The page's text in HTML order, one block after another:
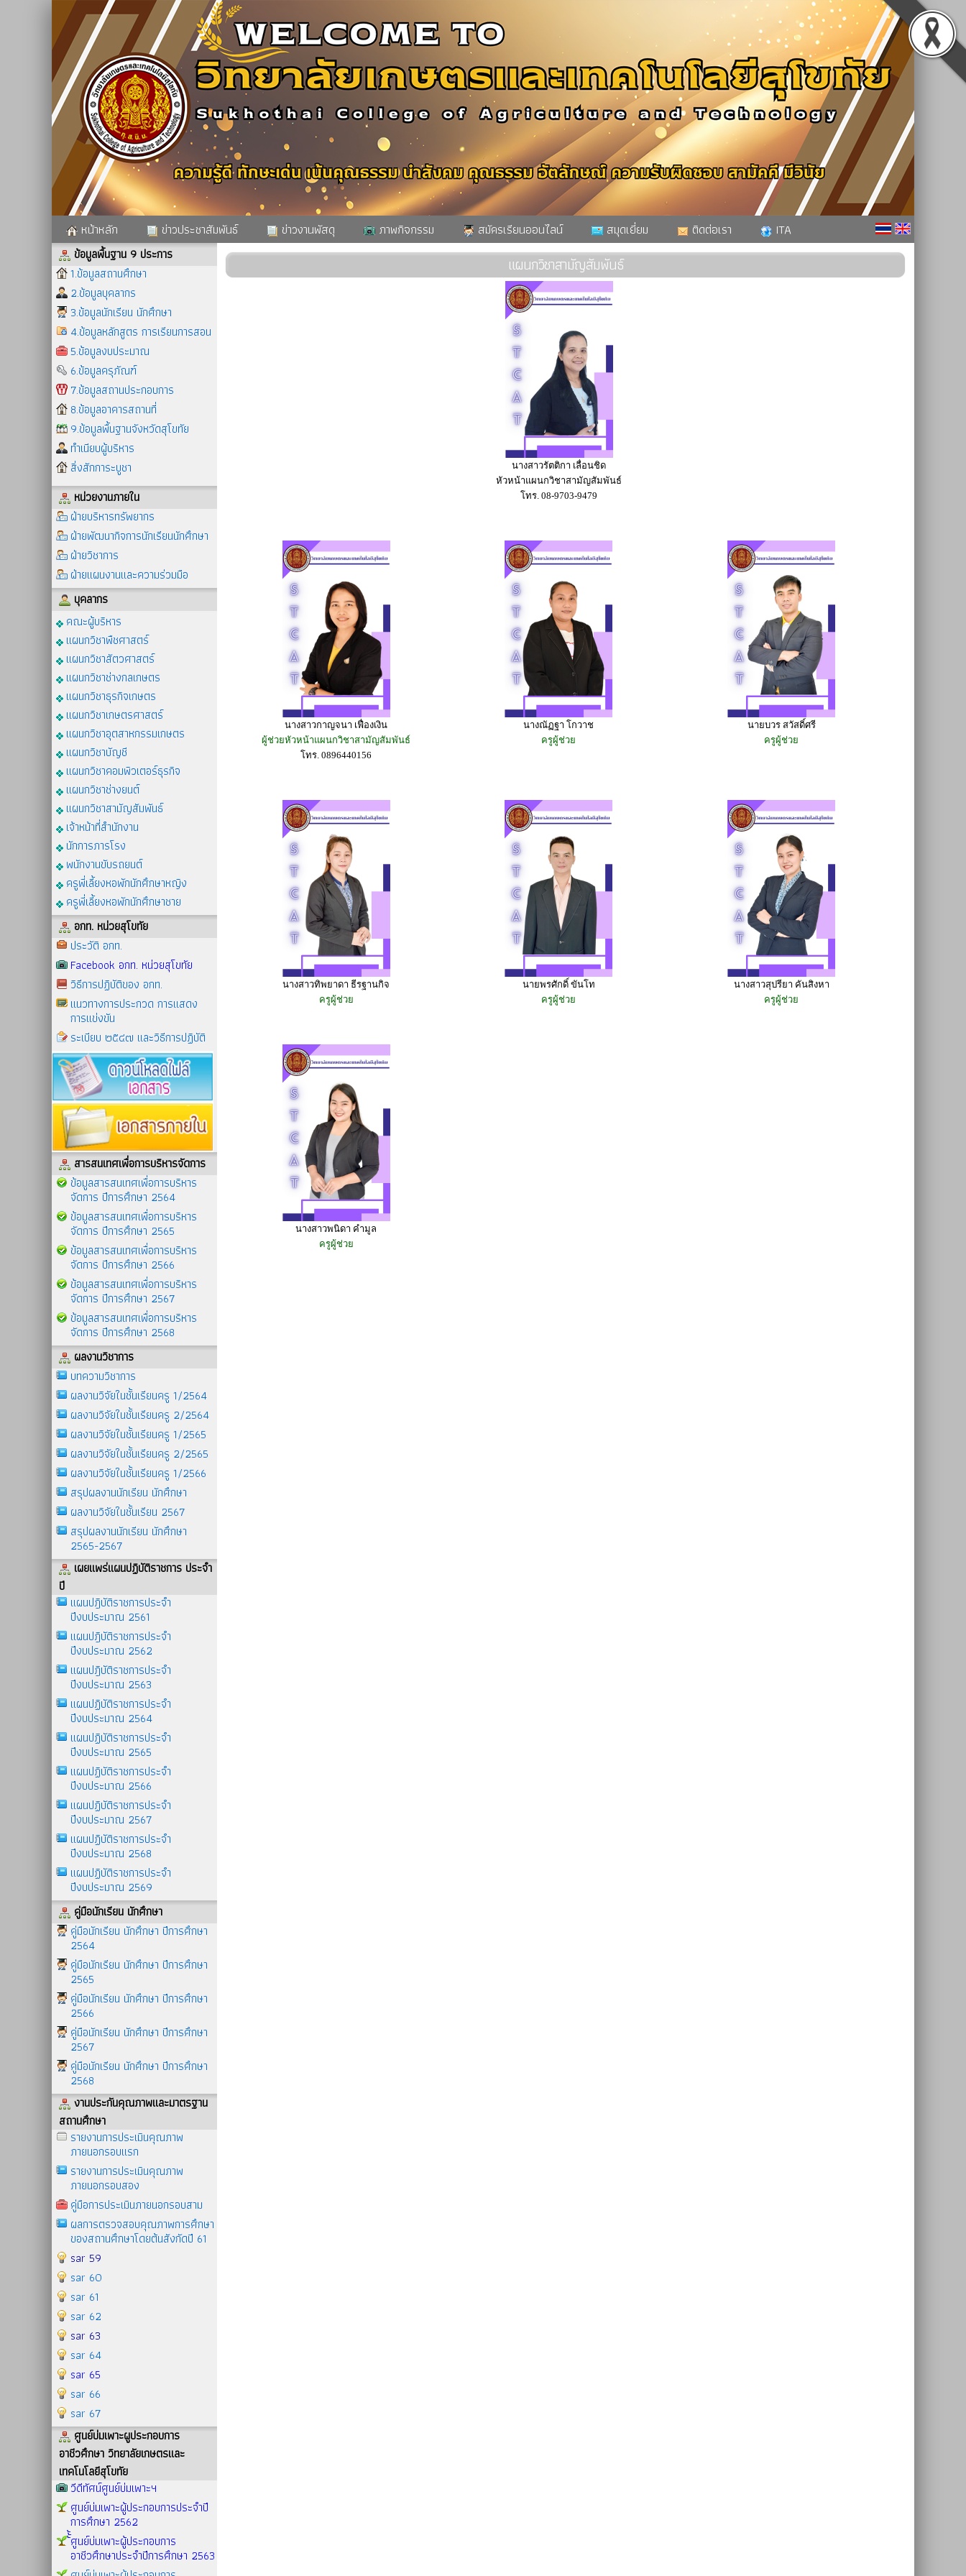
หน้าหลัก ข่าวประชาสัมพันธ์ ข่าวงานพัสดุ ภาพกิจกรรม สมัครเรียนออนไลน์ สมุดเยี่ยม ติดต่อเรา ITA
ข้อมูลพื้นฐาน 9 ประการ
1.ข้อมูลสถานศึกษา
2.ข้อมูลบุคลากร
3.ข้อมูลนักเรียน นักศึกษา
4.ข้อมูลหลักสูตร การเรียนการสอน
5.ข้อมูลงบประมาณ
6.ข้อมูลครุภัณฑ์
7.ข้อมูลสถานประกอบการ
8.ข้อมูลอาคารสถานที่
9.ข้อมูลพื้นฐานจังหวัดสุโขทัย
ทำเนียบผู้บริหาร
สิ่งสักการะบูชา
หน่วยงานภายใน
ฝ่ายบริหารทรัพยากร
ฝ่ายพัฒนากิจการนักเรียนนักศึกษา
ฝ่ายวิชาการ
ฝ่ายแผนงานและความร่วมมือ
บุคลากร
คณะผู้บริหาร
แผนกวิชาพืชศาสตร์
แผนกวิชาสัตวศาสตร์
แผนกวิชาช่างกลเกษตร
แผนกวิชาธุรกิจเกษตร
แผนกวิชาเกษตรศาสตร์
แผนกวิชาอุตสาหกรรมเกษตร
แผนกวิชาบัญชี
แผนกวิชาคอมพิวเตอร์ธุรกิจ
แผนกวิชาช่างยนต์
แผนกวิชาสามัญสัมพันธ์
เจ้าหน้าที่สำนักงาน
นักการภารโรง
พนักงานขับรถยนต์
ครูพี่เลี้ยงหอพักนักศึกษาหญิง
ครูพี่เลี้ยงหอพักนักศึกษาชาย
อกท. หน่วยสุโขทัย
ประวัติ อกท.
Facebook อกท. หน่วยสุโขทัย
วิธีการปฏิบัติของ อกท.
แนวทางการประกวด การแสดง
การแข่งขัน
ระเบียบ ๒๕๔๗ และวิธีการปฏิบัติ
สารสนเทศเพื่อการบริหารจัดการ
ข้อมูลสารสนเทศเพื่อการบริหาร
จัดการ ปีการศึกษา 2564
ข้อมูลสารสนเทศเพื่อการบริหาร
จัดการ ปีการศึกษา 2565
ข้อมูลสารสนเทศเพื่อการบริหาร
จัดการ ปีการศึกษา 2566
ข้อมูลสารสนเทศเพื่อการบริหาร
จัดการ ปีการศึกษา 2567
ข้อมูลสารสนเทศเพื่อการบริหาร
จัดการ ปีการศึกษา 2568
ผลงานวิชาการ
บทความวิชาการ
ผลงานวิจัยในชั้นเรียนครู 1/2564
ผลงานวิจัยในชั้นเรียนครู 2/2564
ผลงานวิจัยในชั้นเรียนครู 1/2565
ผลงานวิจัยในชั้นเรียนครู 2/2565
ผลงานวิจัยในชั้นเรียนครู 1/2566
สรุปผลงานนักเรียน นักศึกษา
ผลงานวิจัยในชั้นเรียน 2567
สรุปผลงานนักเรียน นักศึกษา
2565-2567
เผยแพร่แผนปฏิบัติราชการ ประจำ
ปี
แผนปฎิบัติราชการประจำ
ปีงบประมาณ 2561
แผนปฎิบัติราชการประจำ
ปีงบประมาณ 2562
แผนปฎิบัติราชการประจำ
ปีงบประมาณ 2563
แผนปฏิบัติราชการประจำ
ปีงบประมาณ 2564
แผนปฏิบัติราชการประจำ
ปีงบประมาณ 2565
แผนปฏิบัติราชการประจำ
ปีงบประมาณ 2566
แผนปฏิบัติราชการประจำ
ปีงบประมาณ 2567
แผนปฏิบัติราชการประจำ
ปีงบประมาณ 2568
แผนปฏิบัติราชการประจำ
ปีงบประมาณ 2569
คู่มือนักเรียน นักศึกษา
คู่มือนักเรียน นักศึกษา ปีการศึกษา
2564
คู่มือนักเรียน นักศึกษา ปีการศึกษา
2565
คู่มือนักเรียน นักศึกษา ปีการศึกษา
2566
คู่มือนักเรียน นักศึกษา ปีการศึกษา
2567
คู่มือนักเรียน นักศึกษา ปีการศึกษา
2568
งานประกันคุณภาพและมาตรฐาน
สถานศึกษา
รายงานการประเมินคุณภาพ
ภายนอกรอบแรก
รายงานการประเมินคุณภาพ
ภายนอกรอบสอง
คู่มือการประเมินภายนอกรอบสาม
ผลการตรวจสอบคุณภาพการศึกษา
ของสถานศึกษาโดยต้นสังกัดปี 61
sar 59
sar 60
sar 61
sar 62
sar 63
sar 64
sar 65
sar 66
sar 67
ศูนย์บ่มเพาะผูประกอบการ
อาชีวศึกษา วิทยาลัยเกษตรและ
เทคโนโลยีสุโขทัย
วีดีทัศน์ศูนย์บ่มเพาะฯ
ศูนย์บ่มเพาะผู้ประกอบการประจำปี
การศึกษา 2562
้้้ศูนย์บ่มเพาะผู้ประกอบการ
อาชีวศึกษาประจำปีการศึกษา 2563
แผนกวิชาสามัญสัมพันธ์
นางสาวรัตติกา เลื่อนชิด
หัวหน้าแผนกวิชาสามัญสัมพันธ์
โทร. 08-9703-9479
นางสาวกาญจนา เฟื่องเงิน
ผู้ช่วยหัวหน้าแผนกวิชาสามัญสัมพันธ์
โทร. 0896440156
นางณัฏฐา โกวาช
ครูผู้ช่วย
นายบวร สวัสดิ์ศรี
ครูผู้ช่วย
นางสาวทิพยาดา ธีรฐานกิจ
ครูผู้ช่วย
นายพรศักดิ์ ขันโท
ครูผู้ช่วย
นางสาวสุปรียา คันสิงหา
ครูผู้ช่วย
นางสาวพนิดา คำมูล
ครูผู้ช่วย